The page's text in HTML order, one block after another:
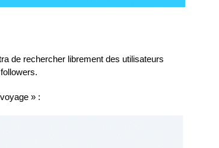
de rechercher librement des utilisateurs
» :